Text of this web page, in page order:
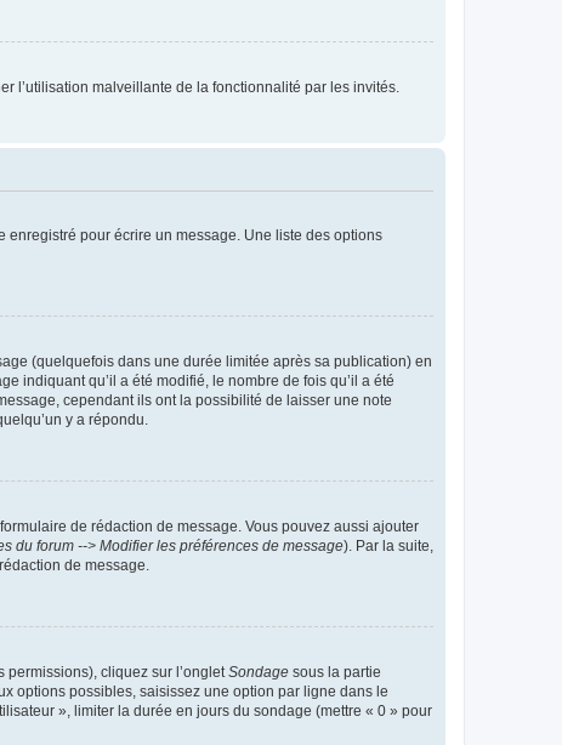
l’utilisation malveillante de la fonctionnalité par les invités.
enregistré pour écrire un message. Une liste des options
(quelquefois dans une durée limitée après sa publication) en
indiquant qu’il a été modifié, le nombre de fois qu’il a été
cependant ils ont la possibilité de laisser une note
y a répondu.
de rédaction de message. Vous pouvez aussi ajouter
du forum --> Modifier les préférences de message). Par la suite,
de message.
cliquez sur l’onglet Sondage sous la partie
options possibles, saisissez une option par ligne dans le
», limiter la durée en jours du sondage (mettre « 0 » pour